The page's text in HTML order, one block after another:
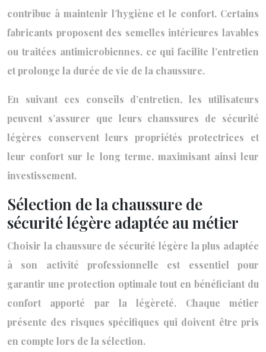
contribue à maintenir l’hygiène et le confort. Certains
fabricants proposent des semelles intérieures lavables
ou traitées antimicrobiennes, ce qui facilite l’entretien
et prolonge la durée de vie de la chaussure.
En suivant ces conseils d’entretien, les utilisateurs
peuvent s’assurer que leurs chaussures de sécurité
légères conservent leurs propriétés protectrices et
leur confort sur le long terme, maximisant ainsi leur
investissement.
Sélection de la chaussure de
sécurité légère adaptée au métier
Choisir la chaussure de sécurité légère la plus adaptée
à son activité professionnelle est essentiel pour
garantir une protection optimale tout en bénéficiant du
confort apporté par la légèreté. Chaque métier
présente des risques spécifiques qui doivent être pris
en compte lors de la sélection.